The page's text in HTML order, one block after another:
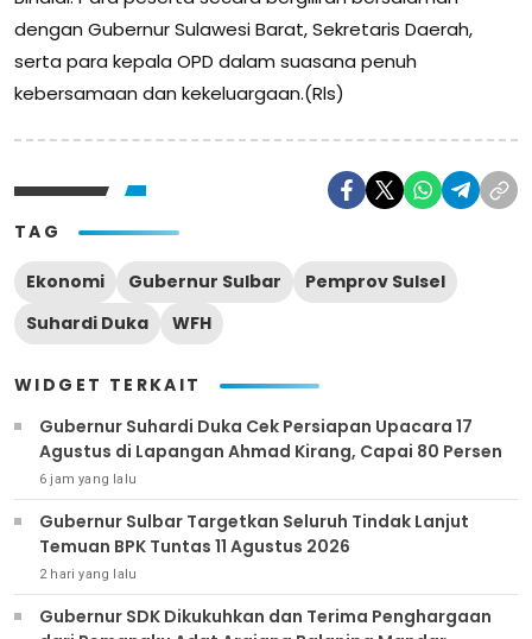
dengan Gubernur Sulawesi Barat, Sekretaris Daerah,
serta para kepala OPD dalam suasana penuh
kebersamaan dan kekeluargaan.(Rls)
TAG
Ekonomi Gubernur Sulbar
Pemprov Sulsel
Suhardi Duka
WFH
WIDGET TERKAIT
Gubernur Suhardi Duka Cek Persiapan Upacara 17
Agustus di Lapangan Ahmad Kirang, Capai 80 Persen
6 jam yang lalu
Gubernur Sulbar Targetkan Seluruh Tindak Lanjut
Temuan BPK Tuntas 11 Agustus 2026
2 hari yang lalu
Gubernur SDK Dikukuhkan dan Terima Penghargaan